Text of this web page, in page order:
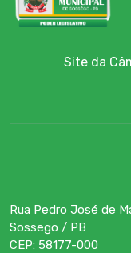
Site da
Rua Pedro José de
Sossego / PB
CEP: 58177-000